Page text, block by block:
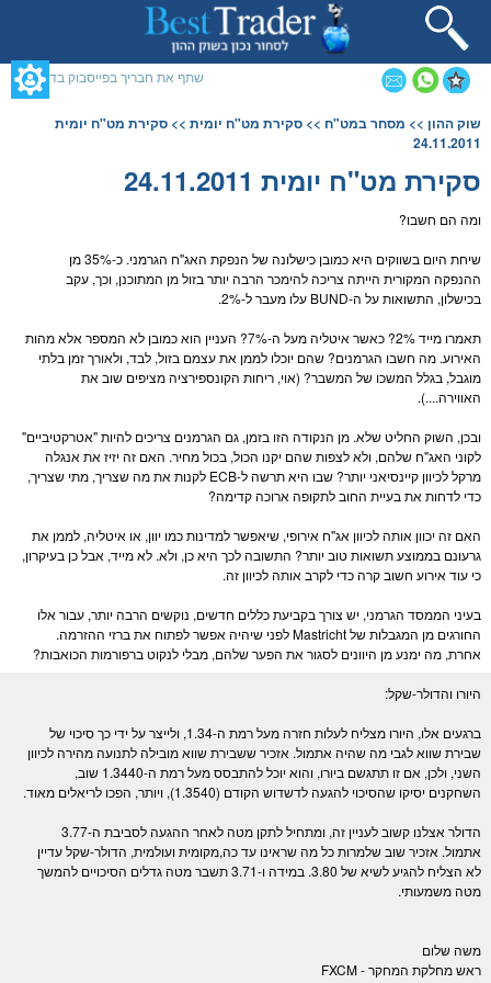
אינטרנט,
לחץ
שתף את חבריך בפייסבוק בדף זה
המרכזי,
באפשרותך
אנטר
לדלג
הבא
שוק ההון >> מסחר במט"ח >> סקירת מט"ח יומית>> סקירת מט"ח יומית
24.11.2011
סקירת מט"ח יומית 24.11.2011
ומה הם חשבו?
שיחת היום בשווקים היא כמובן כישלונה של הנפקת האג"ח
הגרמני. כ-35% מן
ההנפקה המקורית הייתה צריכה להימכר הרבה יותר בזול מן המתוכנן, וכך, עקב
בכישלון, התשואות על ה-BUND עלו מעבר ל-2%.
תאמרו מייד 2%? כאשר איטליה מעל ה-7%? העניין הוא כמובן לא המספר אלא מהות
האירוע. מה חשבו הגרמנים? שהם יוכלו לממן את עצמם בזול, לבד, ולאורך זמן בלתי
מוגבל, בגלל המשכו של המשבר? (אוי, ריחות הקונספירציה מציפים שוב את
האווירה....).
ובכן, השוק החליט שלא. מן הנקודה הזו בזמן, גם הגרמנים צריכים להיות "אטרקטיביים"
לקוני האג"ח שלהם, ולא לצפות שהם יקנו הכול, בכול מחיר. האם זה יזיז את אנגלה
מרקל לכיוון קיינסיאני יותר? שבו היא תרשה ל-ECB לקנות את מה שצריך, מתי שצריך,
כדי לדחות את בעיית החוב לתקופה ארוכה קדימה?
האם זה יכוון אותה לכיוון אג"ח אירופי, שיאפשר למדינות כמו יוון, או איטליה, לממן את
גרעונם בממוצע תשואות טוב יותר? התשובה לכך היא כן, ולא. לא מייד, אבל כן בעיקרון,
כי עוד אירוע חשוב קרה כדי לקרב אותה לכיוון זה.
בעיני הממסד הגרמני, יש צורך בקביעת כללים חדשים, נוקשים הרבה יותר, עבור אלו
החורגים מן המגבלות של Mastricht לפני שיהיה אפשר לפתוח את ברזי ההזרמה.
אחרת, מה ימנע מן היוונים לסגור את הפער שלהם, מבלי לנקוט ברפורמות הכואבות?
היורו והדולר-שקל:
ברגעים אלו, היורו
מצליח לעלות חזרה מעל רמת ה-1.34, ולייצר על ידי כך סיכוי של
שבירת שווא לגבי מה שהיה אתמול. אזכיר ששבירת שווא מובילה לתנועה מהירה לכיוון
השני, ולכן, אם זו תתגשם ביורו
, והוא יוכל להתבסס מעל רמת ה-1.3440 שוב,
השחקנים יסיקו שהסיכוי להגעה לדשדוש הקודם (1.3540), ויותר, הפכו לריאלים מאוד.
הדולר
אצלנו קשוב לעניין זה, ומתחיל לתקן מטה לאחר ההגעה לסביבת ה-3.77
אתמול. אזכיר שוב שלמרות כל מה שראינו עד כה,מקומית ועולמית, הדולר-שקלעדיין
לא הצליח להגיע לשיא של 3.80. במידה ו-3.71 תשבר מטה גדלים הסיכויים להמשך
מטה משמעותי.
משה שלום
ראש מחלקת המחקר -FXCM